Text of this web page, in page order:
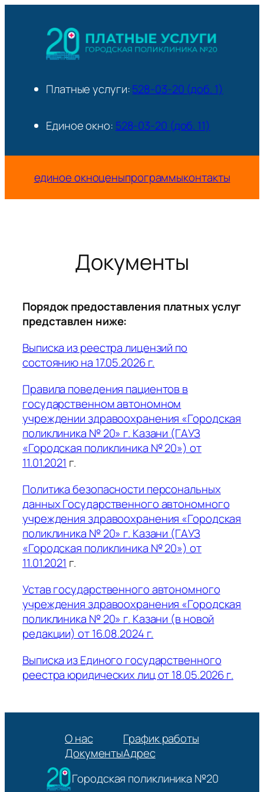
содержимому
Платные услуги:528-03-20 (доб. 1)
Единое окно: 528-03-20 (доб. 11)
единое окноценыпрограммыконтакты
Документы
Порядок предоставления платных услуг
представлен ниже:
Выписка из реестра лицензий по
состоянию на 17.05.2026 г.
Правила поведения пациентов в
государственном автономном
учреждении здравоохранения «Городская
поликлиника № 20» г. Казани (ГАУЗ
«Городская поликлиника № 20») от
11.01.2021 г.
Политика безопасности персональных
данных Государственного автономного
учреждения здравоохранения «Городская
поликлиника № 20» г. Казани (ГАУЗ
«Городская поликлиника № 20») от
11.01.2021 г.
Устав государственного автономного
учреждения здравоохранения «Городская
поликлиника № 20» г. Казани (в новой
редакции) от 16.08.2024 г.
Выписка из Единого государственного
реестра юридических лиц от 18.05.2026 г.
О нас
Документы
График работы
Адрес
Городская поликлиника №20